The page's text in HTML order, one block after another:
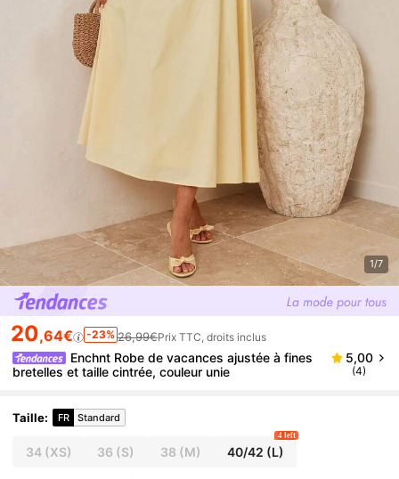
1/7
20,64€ -23% 26,99€Prix TTC, droits inclus
Enchnt Robe de vacances ajustée à fines
bretelles et taille cintrée, couleur unie
5,00
(4)
Taille: FR Standard
34(XS) 36 (S) 38 (M) 40/42 (L)
4 left